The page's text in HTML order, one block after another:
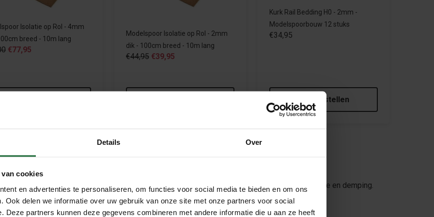
Details Over
cookies
en advertenties te personaliseren, om functies voor social media te bieden en om ons
Ook delen we informatie over uw gebruik van onze site met onze partners voor social
Deze partners kunnen deze gegevens combineren met andere informatie die u aan ze heeft
Isolatie op Rol - 4mm
breed - 10m lang
€77,95
Modelspoor Isolatie op Rol - 2mm
dik - 100cm breed - 10m lang
€44,95 €39,95
Kurk Rail Bedding H0 - 2mm -
Modelspoorbouw 12 stuks
€34,95
Meebestellen
stille en realistische ervaring? Overweeg dan het gebruik van kurk op rol voor geluidsisolatie en demping.
het geluid vermindert, maar ook een stabiele basis biedt voor uw modelspoorbaan.